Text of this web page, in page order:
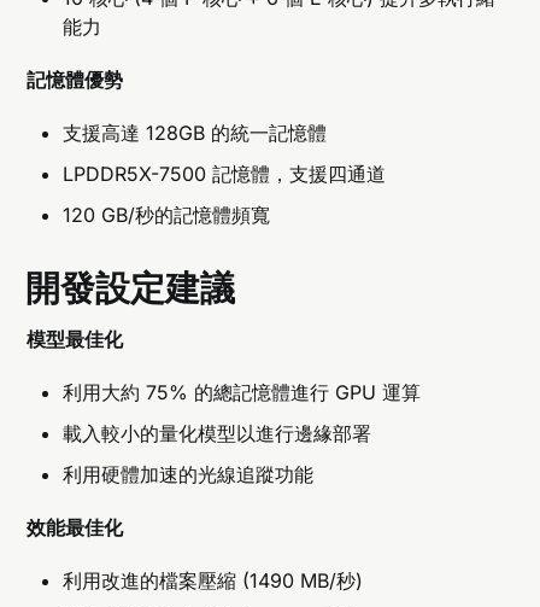
能力
記憶體優勢
支援高達 128GB 的統一記憶體
LPDDR5X-7500 記憶體，支援四通道
120 GB/秒的記憶體頻寬
開發設定建議
模型最佳化
利用大約 75% 的總記憶體進行 GPU 運算
載入較小的量化模型以進行邊緣部署
利用硬體加速的光線追蹤功能
效能最佳化
利用改進的檔案壓縮 (1490 MB/秒)